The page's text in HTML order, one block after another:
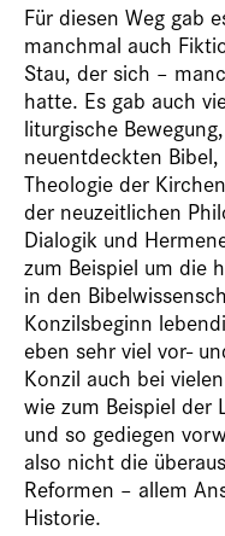
Für diesen Weg gab
manchmal auch
Stau, der sich –
hatte. Es gab auch
liturgische
neuentdeckten
Theologie der
der neuzeitlichen
Dialogik und
zum Beispiel um die
in den
Konzilsbeginn
eben sehr viel vor-
Konzil auch bei
wie zum Beispiel der
und so gediegen
also nicht die
Reformen – allem
Historie.